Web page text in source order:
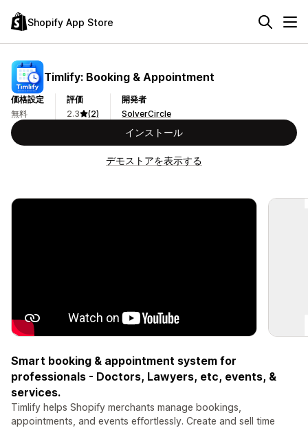
Shopify App Store
Timlify: Booking & Appointment
価格設定
無料
評価
2.3
(2)
開発者
SolverCircle
インストール
デモストアを表示する
Smart booking & appointment system for
professionals - Doctors, Lawyers, etc, events, &
services.
Timlify helps Shopify merchants manage bookings,
appointments, and events effortlessly. Create and sell time